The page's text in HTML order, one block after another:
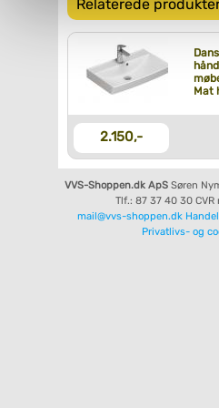
personoplysninger, ved at
Relaterede
Mat
2.150,-
VVS-Shoppen.dk ApS Søren
Tlf.: 87 37 40 30
mail@vvs-shoppen.dk
Privatlivs- og